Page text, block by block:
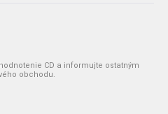
CD a informujte ostatným
obchodu.